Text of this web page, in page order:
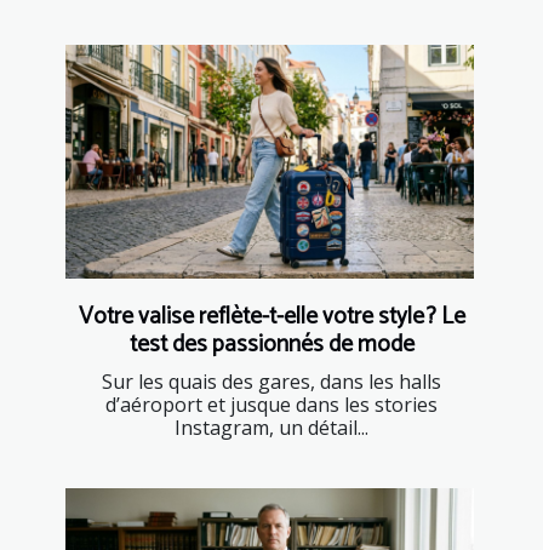
Votre valise reflète-t-elle votre style ? Le
test des passionnés de mode
Sur les quais des gares, dans les halls
d’aéroport et jusque dans les stories
Instagram, un détail...